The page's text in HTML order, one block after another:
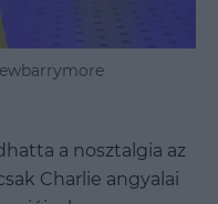
a nosztalgia az
Charlie angyalai